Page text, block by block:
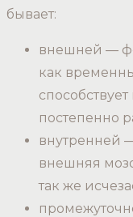
бывает:
внешней —
как
постепенно
внутренней
внешняя
так же